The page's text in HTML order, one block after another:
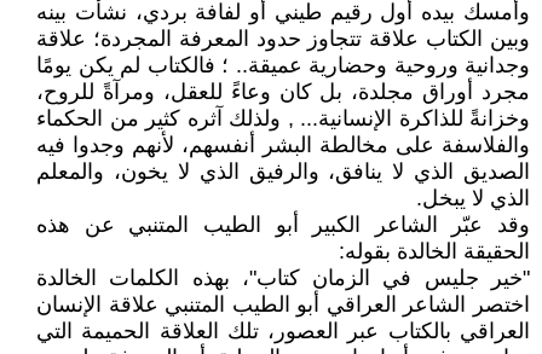
وأمسك بيده أول رقيم طيني أو لفافة بردي، نشأت بينه
وبين الكتاب علاقة تتجاوز حدود المعرفة المجردة؛ علاقة
وجدانية وروحية وحضارية عميقة.. ؛ فالكتاب لم يكن يومًا
مجرد أوراق مجلدة، بل كان وعاءً للعقل، ومرآةً للروح،
وخزانةً للذاكرة الإنسانية... , ولذلك آثره كثير من الحكماء
والفلاسفة على مخالطة البشر أنفسهم، لأنهم وجدوا فيه
الصديق الذي لا ينافق، والرفيق الذي لا يخون، والمعلم
الذي لا يبخل.
وقد عبّر الشاعر الكبير أبو الطيب المتنبي عن هذه
الحقيقة الخالدة بقوله:
"خير جليس في الزمان كتاب"، بهذه الكلمات الخالدة
اختصر الشاعر العراقي أبو الطيب المتنبي علاقة الإنسان
العراقي بالكتاب عبر العصور، تلك العلاقة الحميمة التي